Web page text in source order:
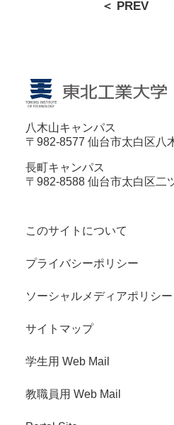
＜ PREV
八木山キャンパス
〒982-8577 仙台市太白区八
長町キャンパス
〒982-8588 仙台市太白区二
このサイトについて
プライバシーポリシー
ソーシャルメディアポリシー
サイトマップ
学生用 Web Mail
教職員用 Web Mail